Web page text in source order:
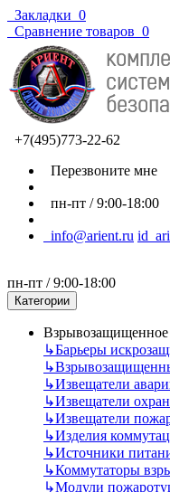
Закладки 0
Сравнение товаров 0
+7(495)773-22-62
Перезвоните мне
пн-пт / 9:00-18:00
info@arient.ru
пн-пт / 9:00-18:00
Категории
Взрывозащищенное
↳Барьеры
↳
↳Извещатели
↳Извещатели
↳Извещатели
↳Изделия
↳Источники
↳Коммутаторы
↳Модули